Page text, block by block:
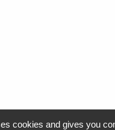
cookies and gives you